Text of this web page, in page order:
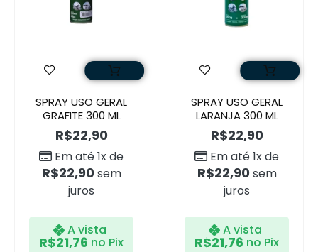
SPRAY USO GERAL
GRAFITE 300 ML
R$22,90
Em até 1x de
R$22,90 sem
juros
A vista
R$21,76 no Pix
SPRAY USO GERAL
LARANJA 300 ML
R$22,90
Em até 1x de
R$22,90 sem
juros
A vista
R$21,76 no Pix